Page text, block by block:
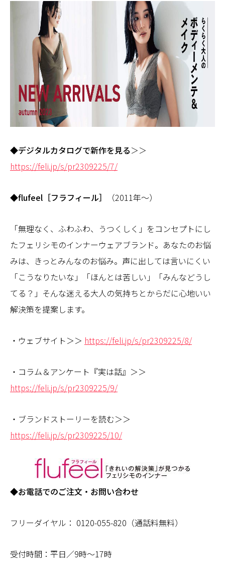
◆デジタルカタログで新作を見る＞＞
https://feli.jp/s/pr2309225/7/
◆flufeel［フラフィール］ （2011年～）
「無理なく、ふわふわ、うつくしく」をコンセプトにし
たフェリシモのインナーウェアブランド。あなたのお悩
みは、きっとみんなのお悩み。声に出しては言いにくい
「こうなりたいな」「ほんとは苦しい」「みんなどうし
てる？」そんな迷える大人の気持ちとからだに心地いい
解決策を提案します。
・ウェブサイト＞＞ https://feli.jp/s/pr2309225/8/
・コラム＆アンケート『実は話』＞＞
https://feli.jp/s/pr2309225/9/
・ブランドストーリーを読む＞＞
https://feli.jp/s/pr2309225/10/
◆お電話でのご注文・お問い合わせ
フリーダイヤル： 0120-055-820（通話料無料）
受付時間：平日／9時～17時